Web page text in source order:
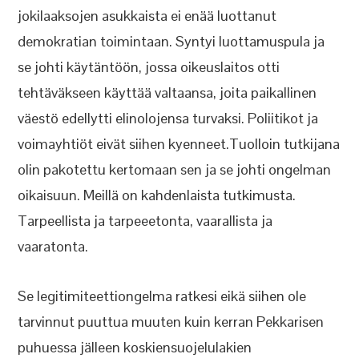
jokilaaksojen asukkaista ei enää luottanut
demokratian toimintaan. Syntyi luottamuspula ja
se johti käytäntöön, jossa oikeuslaitos otti
tehtäväkseen käyttää valtaansa, joita paikallinen
väestö edellytti elinolojensa turvaksi. Poliitikot ja
voimayhtiöt eivät siihen kyenneet.Tuolloin tutkijana
olin pakotettu kertomaan sen ja se johti ongelman
oikaisuun. Meillä on kahdenlaista tutkimusta.
Tarpeellista ja tarpeeetonta, vaarallista ja
vaaratonta.
Se legitimiteettiongelma ratkesi eikä siihen ole
tarvinnut puuttua muuten kuin kerran Pekkarisen
puhuessa jälleen koskiensuojelulakien